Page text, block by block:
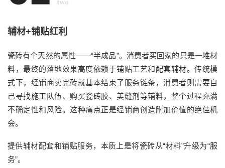
辅材+铺贴红利
瓷砖有个天然的属性——“半成品”。消费者买回家的只是一堆材
料，最终的落地效果高度依赖于铺贴工艺和配套辅材。传统模
式下，经销商卖完砖就基本结束了服务链条，消费者则需要自
己寻找施工队伍、购买瓷砖胶、美缝剂等辅料，整个过程充满
不确定性和风险。这种痛点正是经销商创造附加价值的绝佳机
会。
提供辅材配套和铺贴服务，本质上是将瓷砖从“材料”升级为“服
务”。